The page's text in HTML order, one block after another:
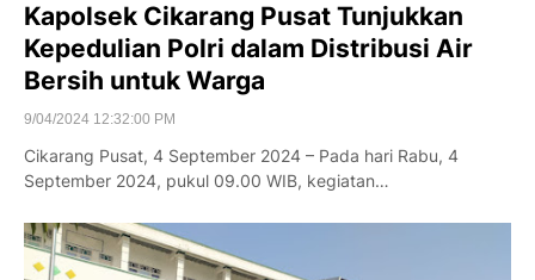
Kapolsek Cikarang Pusat Tunjukkan
Kepedulian Polri dalam Distribusi Air
Bersih untuk Warga
9/04/2024 12:32:00 PM
Cikarang Pusat, 4 September 2024 – Pada hari Rabu, 4
September 2024, pukul 09.00 WIB, kegiatan…